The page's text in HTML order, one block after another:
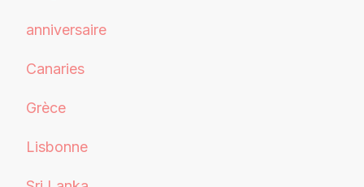
anniversaire
Canaries
Grèce
Lisbonne